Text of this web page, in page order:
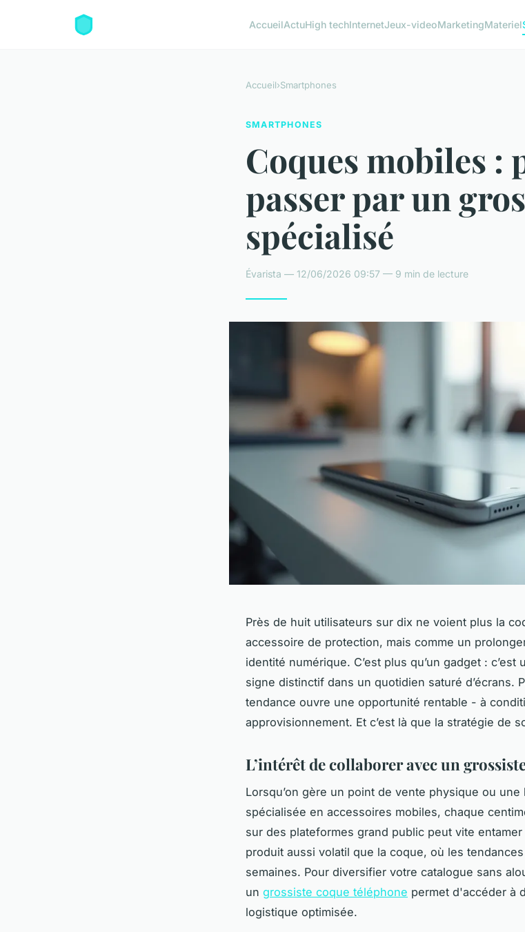
AccueilActuHigh techInternetJeux-videoMarketingMateriel
Accueil›Smartphones
SMARTPHONES
Coques mobiles :
passer par un
spécialisé
Évarista — 12/06/2026 09:57 — 9 min de lecture
Près de huit utilisateurs sur dix ne voient plus la
accessoire de protection, mais comme un
identité numérique. C’est plus qu’un gadget :
signe distinctif dans un quotidien saturé d’écrans.
tendance ouvre une opportunité rentable - à
approvisionnement. Et c’est là que la stratégie de
L’intérêt de collaborer avec un
Lorsqu’on gère un point de vente physique ou
spécialisée en accessoires mobiles, chaque
sur des plateformes grand public peut vite
produit aussi volatil que la coque, où les
semaines. Pour diversifier votre catalogue sans
un grossiste coque téléphone permet d'accéder à
logistique optimisée.